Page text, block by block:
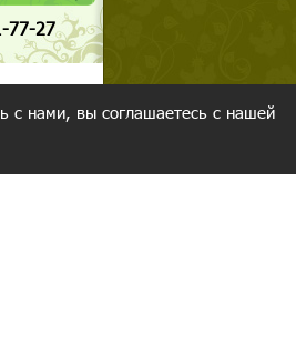
77-27
с нами, вы соглашаетесь с нашей